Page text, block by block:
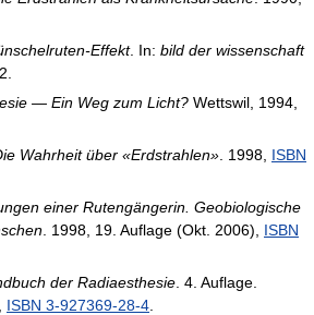
Effekt. In: bild der wissenschaft
— Ein Weg zum Licht? Wettswil, 1994,
Wahrheit über «Erdstrahlen» . 1998, ISBN
einer Rutengängerin. Geobiologische
. 1998, 19. Auflage (Okt. 2006), ISBN
der Radiaesthesie . 4. Auflage.
ISBN 3-927369-28-4